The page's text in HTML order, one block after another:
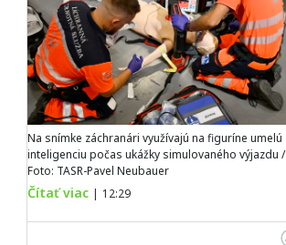
Na snímke záchranári využívajú na figuríne umelú
inteligenciu počas ukážky simulovaného výjazdu /
Foto: TASR-Pavel Neubauer
Čítať viac | 12:29